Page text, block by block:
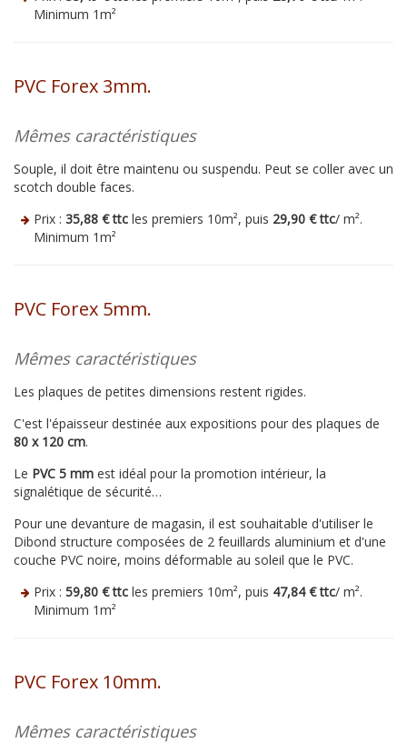
Minimum 1m²
PVC Forex 3mm.
Mêmes caractéristiques
Souple, il doit être maintenu ou suspendu. Peut se coller avec un
scotch double faces.
Prix : 35,88 € ttc les premiers 10m², puis 29,90 € ttc/ m².
Minimum 1m²
PVC Forex 5mm.
Mêmes caractéristiques
Les plaques de petites dimensions restent rigides.
C'est l'épaisseur destinée aux expositions pour des plaques de
80 x 120 cm.
Le PVC 5 mm est idéal pour la promotion intérieur, la
signalétique de sécurité…
Pour une devanture de magasin, il est souhaitable d'utiliser le
Dibond structure composées de 2 feuillards aluminium et d'une
couche PVC noire, moins déformable au soleil que le PVC.
Prix : 59,80 € ttc les premiers 10m², puis 47,84 € ttc/ m².
Minimum 1m²
PVC Forex 10mm.
Mêmes caractéristiques